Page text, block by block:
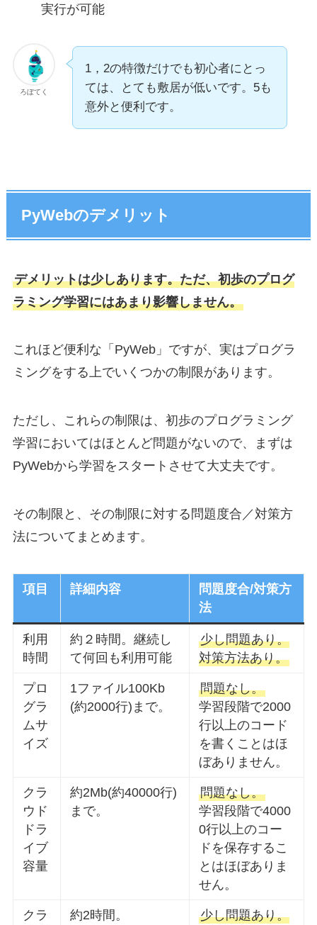
実行が可能
ろぼてく
1，2の特徴だけでも初心者にとっ
ては、とても敷居が低いです。5も
意外と便利です。
PyWebのデメリット
デメリットは少しあります。ただ、初歩のプログ
ラミング学習にはあまり影響しません。
これほど便利な「PyWeb」ですが、実はプログラ
ミングをする上でいくつかの制限があります。
ただし、これらの制限は、初歩のプログラミング
学習においてはほとんど問題がないので、まずは
PyWebから学習をスタートさせて大丈夫です。
その制限と、その制限に対する問題度合／対策方
法についてまとめます。
項目 詳細内容
問題度合/対策方
法
利用
時間
約２時間。継続し
て何回も利用可能
少し問題あり。
対策方法あり。
プロ
グラ
ムサ
イズ
1ファイル100Kb
(約2000行)まで。
問題なし。
学習段階で2000
行以上のコード
を書くことはほ
ぼありません。
クラ
ウド
ドラ
イブ
容量
約2Mb(約40000行)
まで。
問題なし。
学習段階で4000
0行以上のコー
ドを保存するこ
とはほぼありま
せん。
クラ
約2時間。
少し問題あり。